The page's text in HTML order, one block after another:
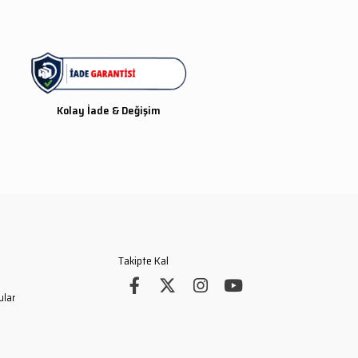
günkü parlaklığına döner.
Esnek Kauçuk Alaşım:
Teknik Bilgiler
Kolay İade & Değişim
Takipte Kal